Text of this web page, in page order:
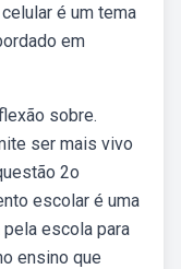
é um tema
em
sobre.
ser mais vivo
2o
escolar é uma
escola para
ensino que